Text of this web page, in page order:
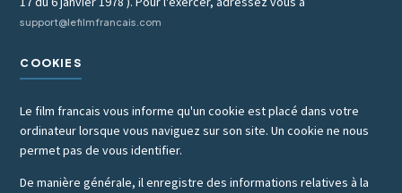
support@lefilmfrancais.com
COOKIES
Le film francais vous informe qu'un cookie est placé dans votre
ordinateur lorsque vous naviguez sur son site. Un cookie ne nous
permet pas de vous identifier.
De manière générale, il enregistre des informations relatives à la